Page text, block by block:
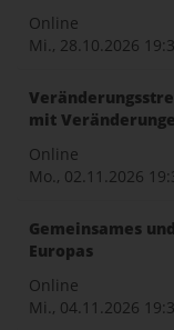
Online
Mi., 28.10.2026
mit
Online
Mo., 02.11.2026
Gemeinsames
Europas
Online
Mi., 04.11.2026